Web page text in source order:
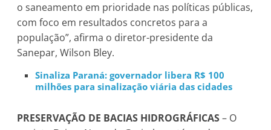
o saneamento em prioridade nas políticas públicas,
com foco em resultados concretos para a
população”, afirma o diretor-presidente da
Sanepar, Wilson Bley.
Sinaliza Paraná: governador libera R$ 100
milhões para sinalização viária das cidades
PRESERVAÇÃO DE BACIAS HIDROGRÁFICAS– O